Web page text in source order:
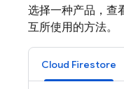
选择一种产品，查
互所使用的方法。
Cloud Firestore